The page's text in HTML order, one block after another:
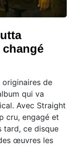
originaires de
qui va
Avec Straight
cru, engagé et
tard, ce disque
œuvres les